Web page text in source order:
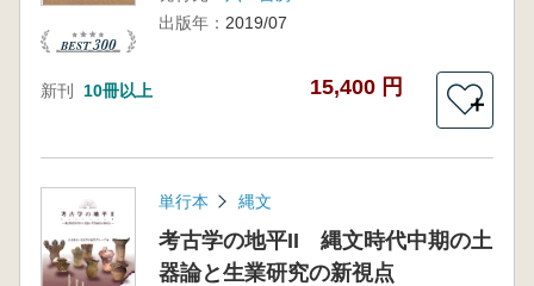
出版年： 2019/07
新刊 10冊以上 15,400 円
＋
単行本 縄文
考古学の地平II 縄文時代中期の土
器論と生業研究の新視点